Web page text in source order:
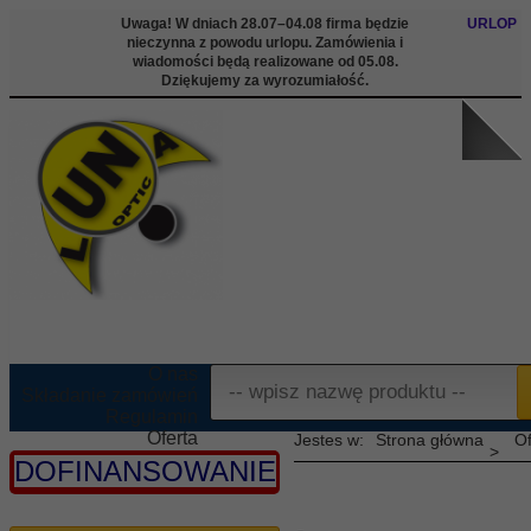
Uwaga! W dniach 28.07–04.08 firma będzie
nieczynna z powodu urlopu. Zamówienia i
wiadomości będą realizowane od 05.08.
Dziękujemy za wyrozumiałość.
URLOP
Oferta
Informacje
Kontakt
DOFINANSOWANIE
Strona główna